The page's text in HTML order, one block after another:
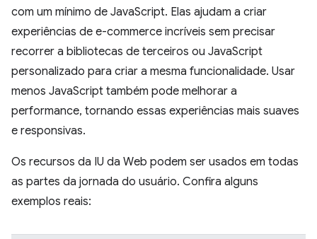
com um mínimo de JavaScript. Elas ajudam a criar
experiências de e-commerce incríveis sem precisar
recorrer a bibliotecas de terceiros ou JavaScript
personalizado para criar a mesma funcionalidade. Usar
menos JavaScript também pode melhorar a
performance, tornando essas experiências mais suaves
e responsivas.
Os recursos da IU da Web podem ser usados em todas
as partes da jornada do usuário. Confira alguns
exemplos reais: